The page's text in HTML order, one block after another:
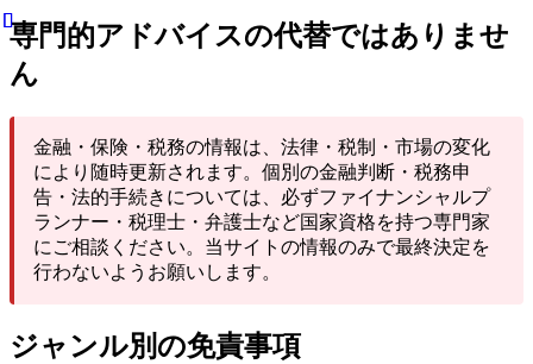
専門的アドバイスの代替ではありませ
ん
金融・保険・税務の情報は、法律・税制・市場の変化
により随時更新されます。個別の金融判断・税務申
告・法的手続きについては、必ずファイナンシャルプ
ランナー・税理士・弁護士など国家資格を持つ専門家
にご相談ください。当サイトの情報のみで最終決定を
行わないようお願いします。
ジャンル別の免責事項